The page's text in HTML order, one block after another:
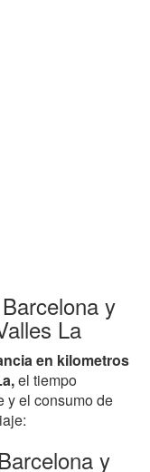
y
La
en kilometros
el tiempo
y el consumo de
y